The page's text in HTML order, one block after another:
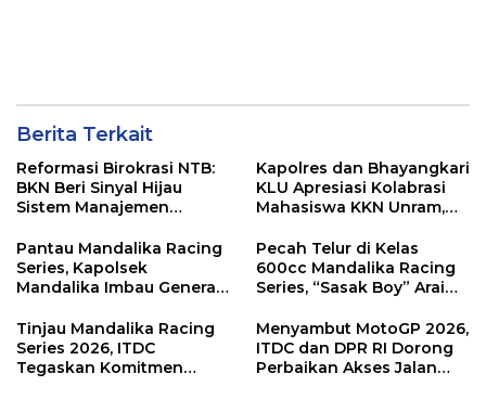
Berita Terkait
Reformasi Birokrasi NTB:
BKN Beri Sinyal Hijau
Sistem Manajemen
Kapolres dan Bhayangkari
KLU Apresiasi Kolabrasi
Mahasiswa KKN Unram,
Sampah Jadi Rupiah
Pantau Mandalika Racing
Series, Kapolsek
Mandalika Imbau Generasi
Sirkuit, Bukan Jalan Raya
Pecah Telur di Kelas
600cc Mandalika Racing
Series, “Sasak Boy” Arai
Kemenangan
Tinjau Mandalika Racing
Series 2026, ITDC
Tegaskan Komitmen
Menyambut MotoGP 2026,
ITDC dan DPR RI Dorong
Perbaikan Akses Jalan